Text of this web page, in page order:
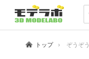
トップ ぞうぞう